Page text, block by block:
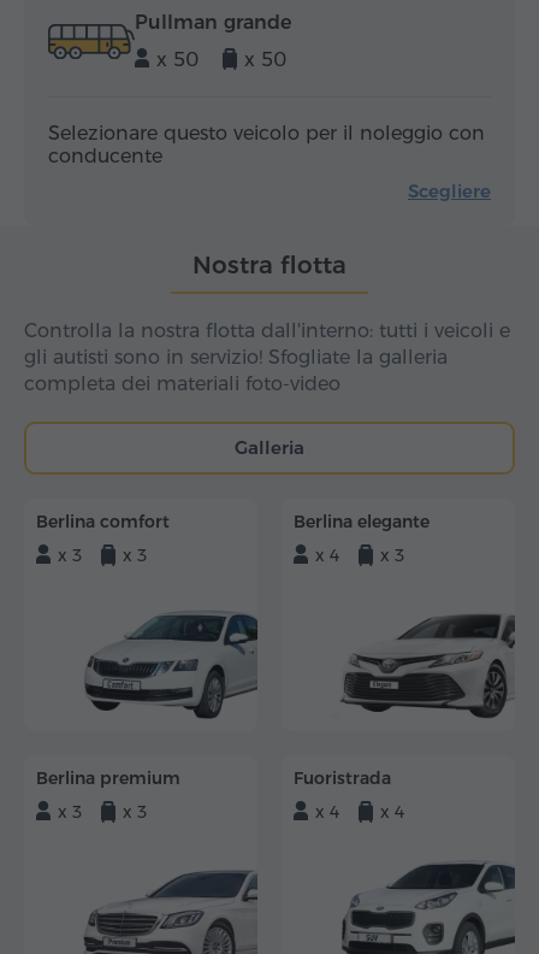
Pullman grande
x 50
x 50
Selezionare questo veicolo per il noleggio con
conducente
Scegliere
Nostra flotta
Controlla la nostra flotta dall'interno: tutti i veicoli e
gli autisti sono in servizio! Sfogliate la galleria
completa dei materiali foto-video
Galleria
Berlina comfort
x 3
x 3
Berlina elegante
x 4
x 3
Berlina premium
x 3
x 3
Fuoristrada
x 4
x 4